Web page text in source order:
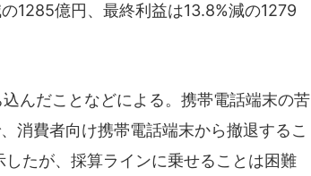
1285億円、最終利益は13.8%減の1279
んだことなどによる。携帯電話端末の苦
消費者向け携帯電話端末から撤退するこ
たが、採算ラインに乗せることは困難